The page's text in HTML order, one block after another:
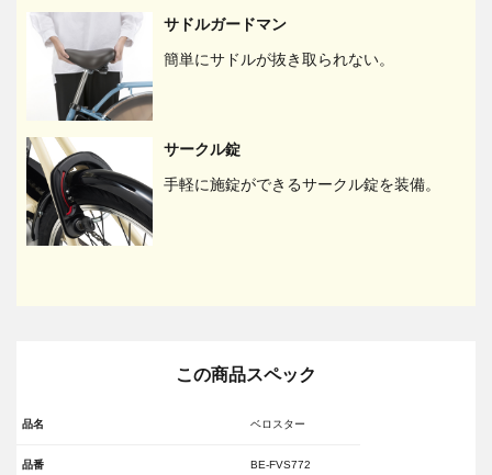
サドルガードマン
簡単にサドルが抜き取られない。
サークル錠
手軽に施錠ができるサークル錠を装備。
この商品スペック
品名 ベロスター
品番 BE-FVS772